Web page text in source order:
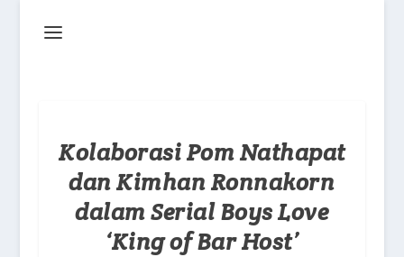
Kolaborasi Pom Nathapat
dan Kimhan Ronnakorn
dalam Serial Boys Love
‘King of Bar Host’